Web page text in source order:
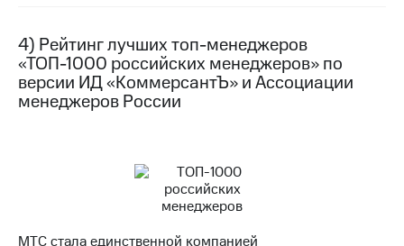
4) Рейтинг лучших топ-менеджеров
«ТОП-1000 российских менеджеров» по
версии ИД «КоммерсантЪ» и Ассоциации
менеджеров России
МТС стала единственной компанией